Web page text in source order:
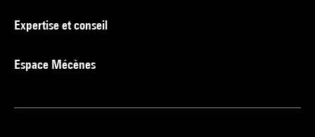
Expertise et conseil
Espace Mécènes